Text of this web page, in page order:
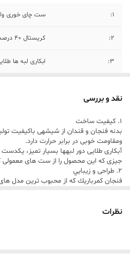
1: ست چای خوری
۲: کریستال ۴۰ درصد و فوق العاده شفاف
۳: ابکاری لبه ها طلایی
۵:
۶: ابعاد( ارتفاع ۷ سانت و قطر ۶ سانت)
۷: قطر زیر فنجانی ۸ سانت
نقد و بررسی
1. كيفيت ساخت
بدنه فنجان و قندان از شيشهى باكيفيت
ومقاومت خوبى در برابر حرارت دارد.
آبكارى طلايى دور لبهها بسيار تميز،
جيزى كه اين محصول را از ست هاى معمولى
2. طراحى و زيبايي
فنجان كمرباريك كه از محبوب ترين مدل
با فنجان ها ايجاد مى كند.
نظرات